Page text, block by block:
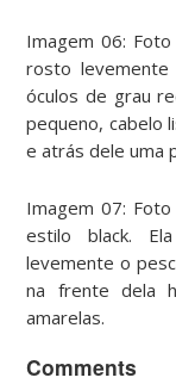
Imagem 06:
rosto
óculos de grau
pequeno, cabelo
e atrás dele uma
Imagem 07:
estilo black.
levemente o
na frente dela
amarelas.
Comments